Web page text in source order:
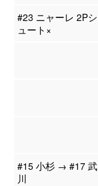
#23 ニャーレ 2Pシ
ュート×
#15 小杉 → #17 武
川